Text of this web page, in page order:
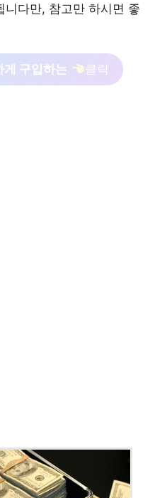
니다만, 참고만 하시면 좋
게 구입하는 클릭